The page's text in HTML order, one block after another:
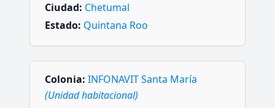
Ciudad: Chetumal
Estado: Quintana Roo
Colonia: INFONAVIT Santa María
(Unidad habitacional)